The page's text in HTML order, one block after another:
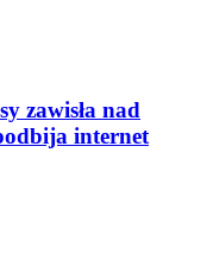
zawisła nad
internet